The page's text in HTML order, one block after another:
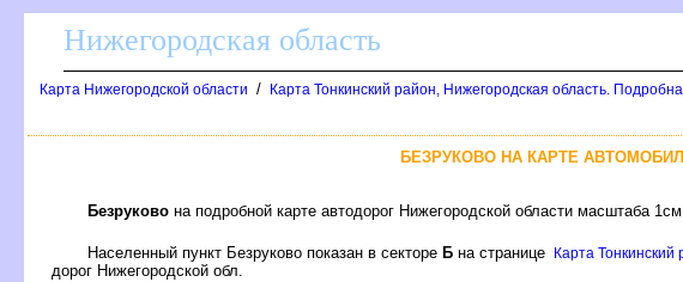
Нижегородская область
Карта Нижегородской области / Карта Тонкинский район, Нижегородская область.
БЕЗРУКОВО НА КАРТЕ
Безруково на подробной карте автодорог Нижегородской области масштаба
Населенный пункт Безруково показан в секторе Б на странице Карта Тонкинский
дорог Нижегородской обл.